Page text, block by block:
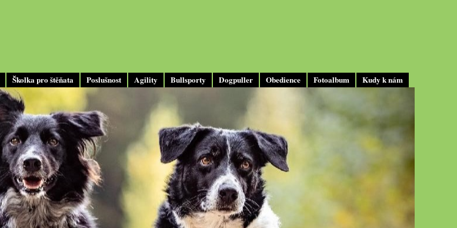
Školka pro štěňata Poslušnost Agility Bullsporty Dogpuller Obedience Fotoalbum Kudy k nám